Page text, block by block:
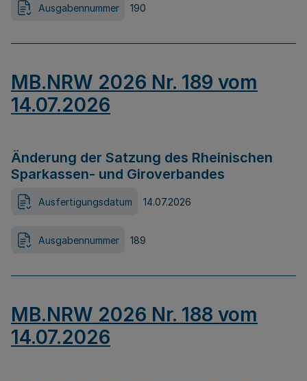
Ausgabennummer 190
MB.NRW 2026 Nr. 189 vom
14.07.2026
Änderung der Satzung des Rheinischen
Sparkassen- und Giroverbandes
Ausfertigungsdatum 14.07.2026
Ausgabennummer 189
MB.NRW 2026 Nr. 188 vom
14.07.2026